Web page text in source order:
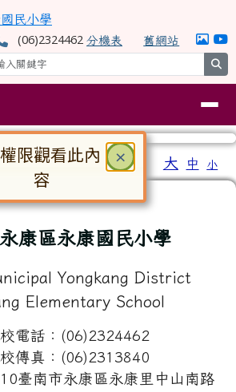
康國民小學
(06)2324462分機表 舊網站
⏸
大 中 小
康區永康國民小學
Yongkang District
Elementary School
電話：(06)2324462
傳真：(06)2313840
臺南市永康區永康里中山南路
× 關閉
限觀看此內
容
框已開啟。請使用 Tab 鍵在